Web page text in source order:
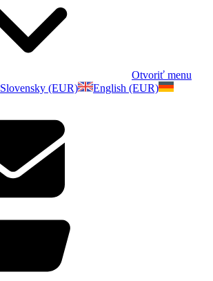
Otvoriť menu
Slovensky (EUR)
English (EUR)